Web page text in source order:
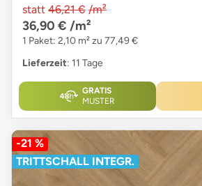
statt 46,21 € /m²
36,90 € /m²
1 Paket: 2,10 m² zu 77,49 €
Lieferzeit: 11 Tage
GRATIS
MUSTER
-21 %
TRITTSCHALL INTEGR.